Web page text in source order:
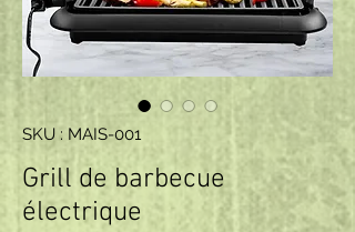
SKU : MAIS-001
Grill de barbecue
électrique